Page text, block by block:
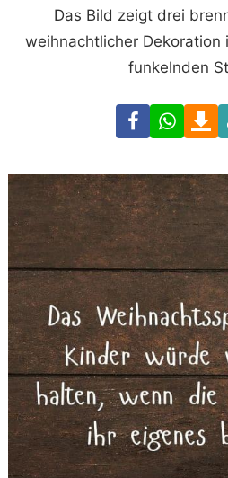
Das Bild zeigt drei
weihnachtlicher Dekoration
funkelnden
Facebook